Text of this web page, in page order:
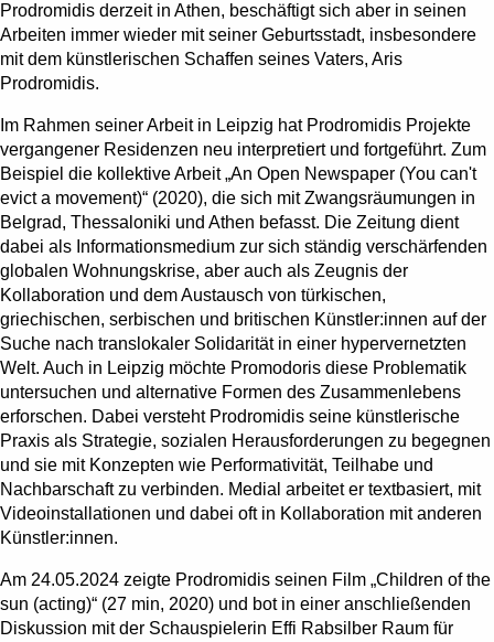
Prodromidis derzeit in Athen, beschäftigt sich aber in seinen
Arbeiten immer wieder mit seiner Geburtsstadt, insbesondere
mit dem künstlerischen Schaffen seines Vaters, Aris
Prodromidis.
Im Rahmen seiner Arbeit in Leipzig hat Prodromidis Projekte
vergangener Residenzen neu interpretiert und fortgeführt. Zum
Beispiel die kollektive Arbeit „An Open Newspaper (You can't
evict a movement)“ (2020), die sich mit Zwangsräumungen in
Belgrad, Thessaloniki und Athen befasst. Die Zeitung dient
dabei als Informationsmedium zur sich ständig verschärfenden
globalen Wohnungskrise, aber auch als Zeugnis der
Kollaboration und dem Austausch von türkischen,
griechischen, serbischen und britischen Künstler:innen auf der
Suche nach translokaler Solidarität in einer hypervernetzten
Welt. Auch in Leipzig möchte Promodoris diese Problematik
untersuchen und alternative Formen des Zusammenlebens
erforschen. Dabei versteht Prodromidis seine künstlerische
Praxis als Strategie, sozialen Herausforderungen zu begegnen
und sie mit Konzepten wie Performativität, Teilhabe und
Nachbarschaft zu verbinden. Medial arbeitet er textbasiert, mit
Videoinstallationen und dabei oft in Kollaboration mit anderen
Künstler:innen.
Am 24.05.2024 zeigte Prodromidis seinen Film „Children of the
sun (acting)“ (27 min, 2020) und bot in einer anschließenden
Diskussion mit der Schauspielerin Effi Rabsilber Raum für